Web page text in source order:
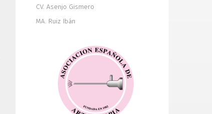
CV. Asenjo Gismero
MA. Ruiz Ibán